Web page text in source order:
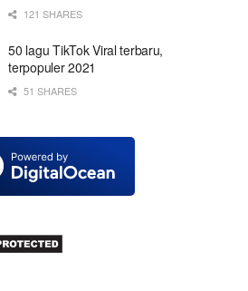
121 SHARES
50 lagu TikTok Viral terbaru,
terpopuler 2021
51 SHARES